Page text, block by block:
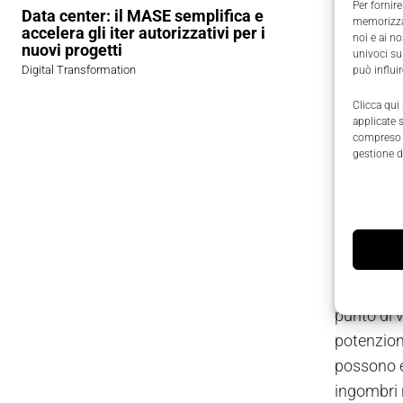
Per
noi e ai
univoci
può
Clicca qui
applicate
gestione
Data center: il MASE semplifica e
accelera gli iter autorizzativi per i
nuovi progetti
Digital Transformation
punto di
possono
ingombri